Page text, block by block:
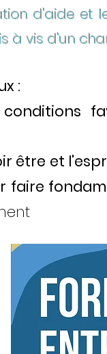
d'aide et
à vis d'un
:
nditions
être et
faire